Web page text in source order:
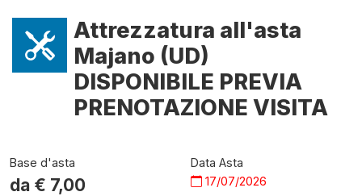
Attrezzatura all'asta
Majano (UD)
DISPONIBILE PREVIA
PRENOTAZIONE VISITA
Base d'asta
da € 7,00
Data Asta
17/07/2026